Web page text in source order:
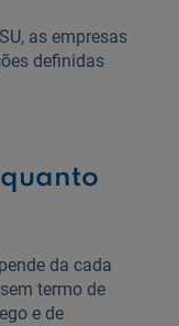
as empresas
definidas
da cada
termo de
e de